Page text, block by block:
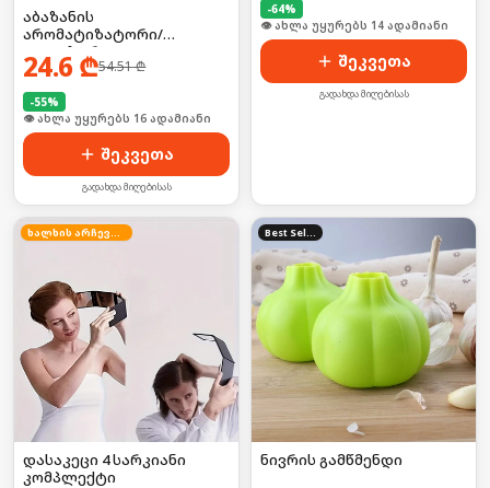
აბაზანის
არომატიზატორი/
დიფუზორი
24.6 ₾54.51₾
-55%
🛒 ბოლო 24სთ-ში იყიდა 21-მა
შეკვეთა
გადახდა მიღებისას
-64%
🛒 ბოლო 24სთ-ში იყიდა 17-მა
შეკვეთა
გადახდა მიღებისას
ხალხის არჩევანი
დასაკეცი 4 სარკიანი
კომპლექტი
Best Seller
ნივრის გამწმენდი